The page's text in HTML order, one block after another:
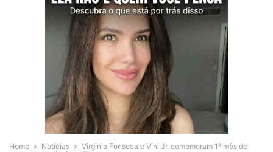
Home Notícias
Virginia Fonseca e Vini Jr. comemoram 1º mês de